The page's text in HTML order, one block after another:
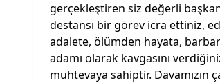
gerçekleştiren siz değerli
destansı bir görev icra ettiniz,
adalete, ölümden hayata,
adamı olarak kavgasını
muhtevaya sahiptir. Davamızın